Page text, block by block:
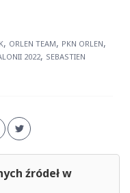
, ORLEN TEAM, PKN ORLEN,
2022, SEBASTIEN
źródeł w